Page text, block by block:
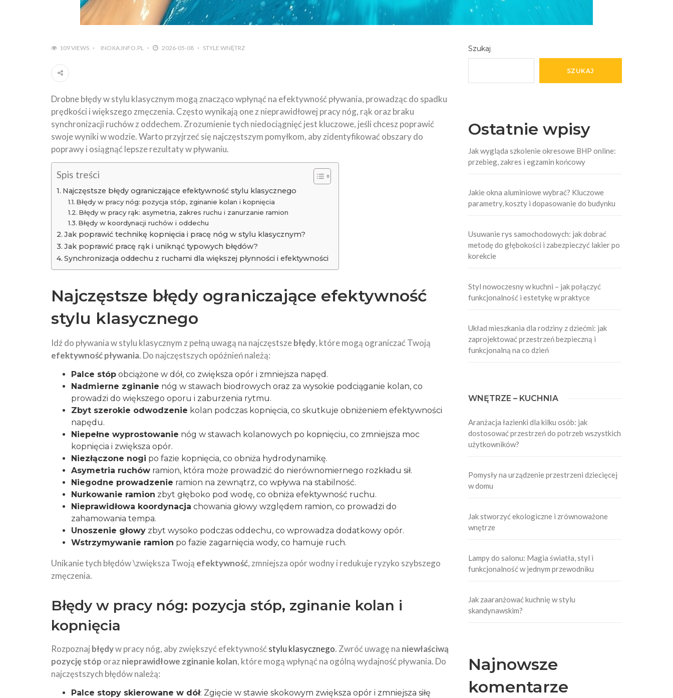
109 VIEWS INOXA.INFO.PL 2026-05-08 STYLE WNĘTRZ
Drobne błędy w stylu klasycznym mogą znacząco wpłynąć na efektywność pływania, prowadząc do spadku
prędkości i większego zmęczenia. Często wynikają one z nieprawidłowej pracy nóg, rąk oraz braku
synchronizacji ruchów z oddechem. Zrozumienie tych niedociągnięć jest kluczowe, jeśli chcesz poprawić
swoje wyniki w wodzie. Warto przyjrzeć się najczęstszym pomyłkom, aby zidentyfikować obszary do
poprawy i osiągnąć lepsze rezultaty w pływaniu.
Spis treści
Najczęstsze błędy ograniczające efektywność stylu klasycznego
Błędy w pracy nóg: pozycja stóp, zginanie kolan i kopnięcia
Błędy w pracy rąk: asymetria, zakres ruchu i zanurzanie ramion
Błędy w koordynacji ruchów i oddechu
Jak poprawić technikę kopnięcia i pracę nóg w stylu klasycznym?
Jak poprawić pracę rąk i uniknąć typowych błędów?
Synchronizacja oddechu z ruchami dla większej płynności i efektywności
Najczęstsze błędy ograniczające efektywność
stylu klasycznego
Idź do pływania w stylu klasycznym z pełną uwagą na najczęstszebłędy, które mogą ograniczać Twoją
efektywność pływania. Do najczęstszych opóźnień należą:
Palce stóp obciążone w dół, co zwiększa opór i zmniejsza napęd.
Nadmierne zginanie nóg w stawach biodrowych oraz za wysokie podciąganie kolan, co
prowadzi do większego oporu i zaburzenia rytmu.
Zbyt szerokie odwodzenie kolan podczas kopnięcia, co skutkuje obniżeniem efektywności
napędu.
Niepełne wyprostowanie nóg w stawach kolanowych po kopnięciu, co zmniejsza moc
kopnięcia i zwiększa opór.
Niezłączone nogi po fazie kopnięcia, co obniża hydrodynamikę.
Asymetria ruchów ramion, która może prowadzić do nierównomiernego rozkładu sił.
Niegodne prowadzenie ramion na zewnątrz, co wpływa na stabilność.
Nurkowanie ramion zbyt głęboko pod wodę, co obniża efektywność ruchu.
Nieprawidłowa koordynacja chowania głowy względem ramion, co prowadzi do
zahamowania tempa.
Unoszenie głowy zbyt wysoko podczas oddechu, co wprowadza dodatkowy opór.
Wstrzymywanie ramion po fazie zagarnięcia wody, co hamuje ruch.
Unikanie tych błędów \zwiększa Twoją efektywność, zmniejsza opór wodny i redukuje ryzyko szybszego
zmęczenia.
Błędy w pracy nóg: pozycja stóp, zginanie kolan i
kopnięcia
Rozpoznaj błędyw pracy nóg, aby zwiększyć efektywnośćstylu klasycznego. Zwróć uwagę na niewłaściwą
pozycję stóp oraz nieprawidłowe zginanie kolan, które mogą wpłynąć na ogólną wydajność pływania. Do
najczęstszych błędów należą:
Palce stopy skierowane w dół: Zgięcie w stawie skokowym zwiększa opór i zmniejsza siłę
Szukaj
SZUKAJ
Ostatnie wpisy
Jak wygląda szkolenie okresowe BHP online:
przebieg, zakres i egzamin końcowy
Jakie okna aluminiowe wybrać? Kluczowe
parametry, koszty i dopasowanie do budynku
Usuwanie rys samochodowych: jak dobrać
metodę do głębokości i zabezpieczyć lakier po
korekcie
Styl nowoczesny w kuchni – jak połączyć
funkcjonalność i estetykę w praktyce
Układ mieszkania dla rodziny z dziećmi: jak
zaprojektować przestrzeń bezpieczną i
funkcjonalną na co dzień
WNĘTRZE – KUCHNIA
Aranżacja łazienki dla kilku osób: jak
dostosować przestrzeń do potrzeb wszystkich
użytkowników?
Pomysły na urządzenie przestrzeni dziecięcej
w domu
Jak stworzyć ekologiczne i zrównoważone
wnętrze
Lampy do salonu: Magia światła, styl i
funkcjonalność w jednym przewodniku
Jak zaaranżować kuchnię w stylu
skandynawskim?
Najnowsze
komentarze